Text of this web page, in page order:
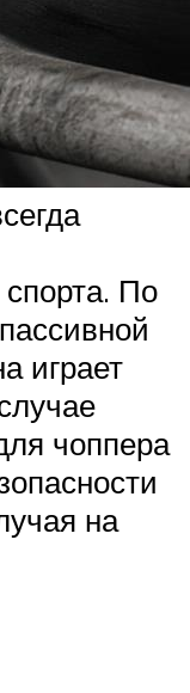
По
играет
чоппера
на